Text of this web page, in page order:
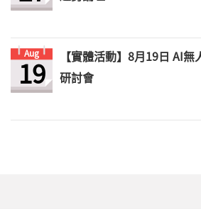
Aug
19
【實體活動】8月19日 AI
研討會